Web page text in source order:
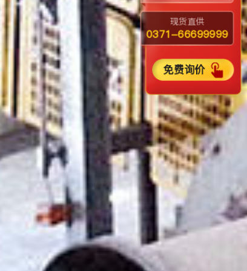
现货直供
0371-66699999
免费询价